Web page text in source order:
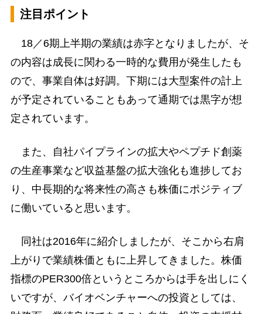
注目ポイント
18／6期上半期の業績は赤字となりましたが、そ
の内容は成長に関わる一時的な費用が発生したも
ので、事業自体は好調。下期には大型案件の計上
が予定されていることもあって通期では黒字が想
定されています。
また、自社パイプラインの拡大やペプチド創薬
の生産事業など収益基盤の拡大強化も進捗してお
り、中長期的な将来性の高さも株価にポジティブ
に働いていると思います。
同社は2016年に紹介しましたが、そこから右肩
上がりで業績株価ともに上昇してきました。株価
指標のPER300倍というところからは手を出しにく
いですが、バイオベンチャーへの投資としては、